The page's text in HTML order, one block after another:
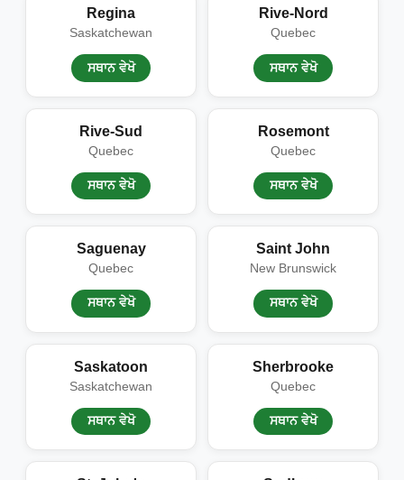
Regina
Saskatchewan
ਸਥਾਨ ਵੇਖੋ
Rive-Nord
Quebec
ਸਥਾਨ ਵੇਖੋ
Rive-Sud
Quebec
ਸਥਾਨ ਵੇਖੋ
Rosemont
Quebec
ਸਥਾਨ ਵੇਖੋ
Saguenay
Quebec
ਸਥਾਨ ਵੇਖੋ
Saint John
New Brunswick
ਸਥਾਨ ਵੇਖੋ
Saskatoon
Saskatchewan
ਸਥਾਨ ਵੇਖੋ
Sherbrooke
Quebec
ਸਥਾਨ ਵੇਖੋ